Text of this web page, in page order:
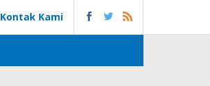
Kontak Kami